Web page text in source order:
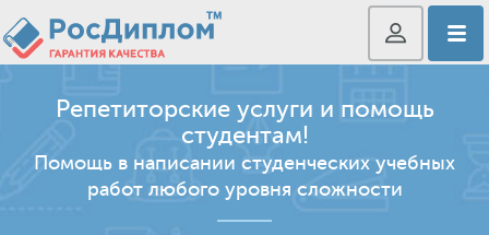
Репетиторские услуги и помощь
студентам!
Помощь в написании студенческих учебных
работ любого уровня сложности